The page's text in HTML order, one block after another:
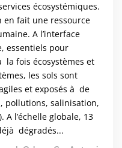
écosystémiques.
en fait une ressource
A l’interface
essentiels pour
la fois écosystèmes et
les sols sont
et exposés à de
pollutions, salinisation,
l’échelle globale, 13
dégradés...